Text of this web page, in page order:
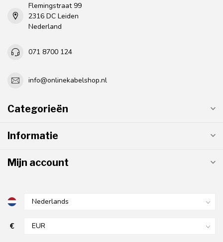
Flemingstraat 99
2316 DC Leiden
Nederland
071 8700 124
info@onlinekabelshop.nl
Categorieën
Informatie
Mijn account
€